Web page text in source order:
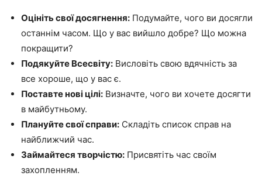
Оцініть свої досягнення: Подумайте, чого ви досягли
останнім часом. Що у вас вийшло добре? Що можна
покращити?
Подякуйте Всесвіту: Висловіть свою вдячність за
все хороше, що у вас є.
Поставте нові цілі: Визначте, чого ви хочете досягти
в майбутньому.
Плануйте свої справи: Складіть список справ на
найближчий час.
Займайтеся творчістю: Присвятіть час своїм
захопленням.